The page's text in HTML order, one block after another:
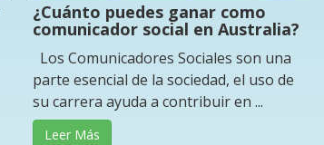
¿Cuánto puedes ganar como
comunicador social en Australia?
Los Comunicadores Sociales son una
parte esencial de la sociedad, el uso de
su carrera ayuda a contribuir en ...
Leer Más